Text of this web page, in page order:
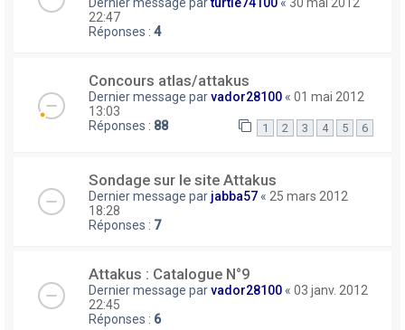
Dernier message parturtle74100 « 30 mai 2012
22:47
Réponses : 4
Concours atlas/attakus
Dernier message parvador28100 « 01 mai 2012
13:03
Réponses : 88 1 2 3 4 5 6
Sondage sur le site Attakus
Dernier message par jabba57 « 25 mars 2012
18:28
Réponses : 7
Attakus : Catalogue N°9
Dernier message parvador28100 « 03 janv. 2012
22:45
Réponses : 6